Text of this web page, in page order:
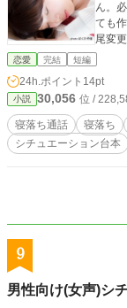
ん。
ても
尾変
ンジ
の注
恋愛 完結 短編
24h.ポイント 14pt
小説 30,056 位 /
寝落ち通話 寝落ち
シチュエーション台本
9
男性向け(女声)シ